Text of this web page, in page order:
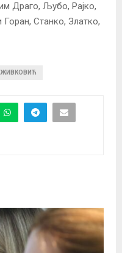
Драго, Љубо, Рајко,
Станко, Златко,